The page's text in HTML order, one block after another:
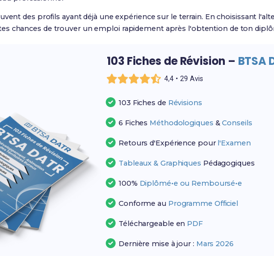
des profils ayant déjà une expérience sur le terrain. En choisissant
chances de trouver un emploi rapidement après l'obtention de ton
103 Fiches de Révision – BTSA
4,4 • 29 Avis
103 Fiches de Révisions
6 Fiches Méthodologiques &Conseils
Retours d'Expérience pour l'Examen
Tableaux & Graphiques Pédagogiques
100% Diplômé•e ou Remboursé•e
Conforme au Programme Officiel
Téléchargeable en PDF
Dernière mise à jour : Mars 2026